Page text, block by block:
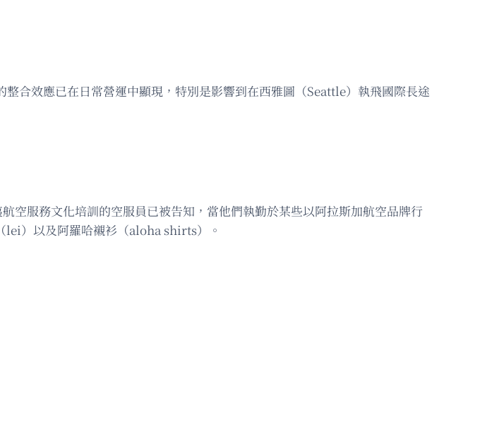
效應已在日常營運中顯現，特別是影響到在西雅圖（Seattle）執飛國際長途
服務文化培訓的空服員已被告知，當他們執勤於某些以阿拉斯加航空品牌行
lei）以及阿羅哈襯衫（aloha shirts）。